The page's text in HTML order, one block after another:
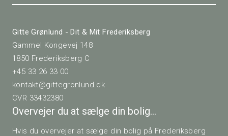
Gitte Grønlund - Dit & Mit Frederiksberg
Gammel Kongevej 148
1850 Frederiksberg C
+45 33 26 33 00
kontakt@gittegronlund.dk
CVR 33432380
Overvejer du at sælge din bolig…
Hvis du overvejer at sælge din bolig på Frederiksberg